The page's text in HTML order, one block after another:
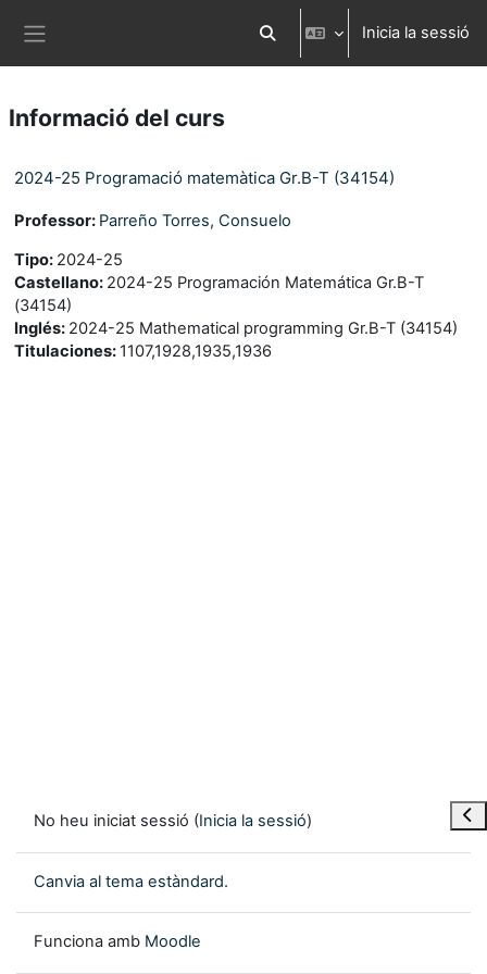
Commuta l'entrada de la cerca
Inicia la sessió
Informació del curs
2024-25 Programació matemàtica Gr.B-T (34154)
Professor: Parreño Torres, Consuelo
Tipo: 2024-25
Castellano: 2024-25 Programación Matemática Gr.B-T
(34154)
Inglés: 2024-25 Mathematical programming Gr.B-T (34154)
Titulaciones: 1107,1928,1935,1936
No heu iniciat sessió (Inicia la sessió)
Canvia al tema estàndard.
Funciona amb Moodle